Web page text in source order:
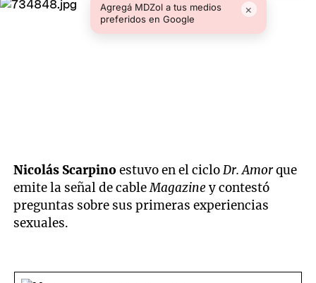
Agregá MDZol a tus medios
preferidos en Google
×
Nicolás Scarpinoestuvo en el cicloDr. Amorque
emite la señal de cableMagaziney contestó
preguntas sobre sus primeras experiencias
sexuales.